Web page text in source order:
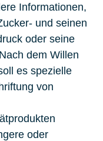
Informationen,
und seinen
oder seine
dem Willen
es spezielle
von
oder